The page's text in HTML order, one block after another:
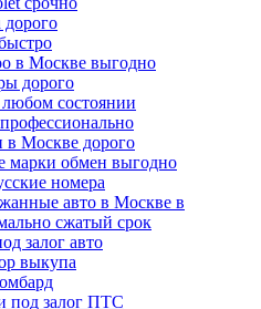
дорого
в Москве выгодно
дорого
состоянии
Москве дорого
марки обмен выгодно
номера
авто в Москве в
сжатый срок
залог авто
выкупа
под залог ПТС